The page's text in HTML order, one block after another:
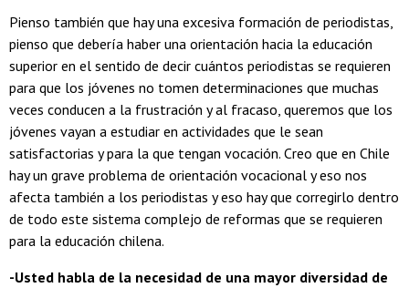
Pienso también que hay una excesiva formación de periodistas,
pienso que debería haber una orientación hacia la educación
superior en el sentido de decir cuántos periodistas se requieren
para que los jóvenes no tomen determinaciones que muchas
veces conducen a la frustración y al fracaso, queremos que los
jóvenes vayan a estudiar en actividades que le sean
satisfactorias y para la que tengan vocación. Creo que en Chile
hay un grave problema de orientación vocacional y eso nos
afecta también a los periodistas y eso hay que corregirlo dentro
de todo este sistema complejo de reformas que se requieren
para la educación chilena.
-Usted habla de la necesidad de una mayor diversidad de